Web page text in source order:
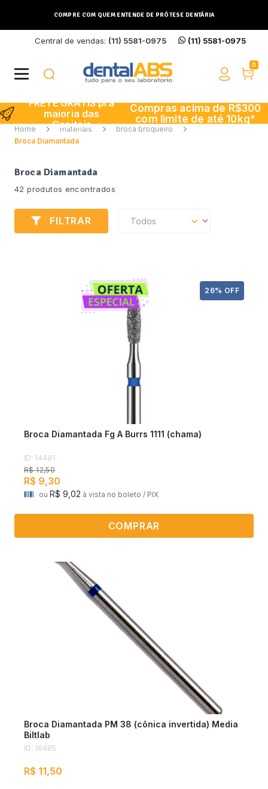
COMPRE COM QUEM ENTENDE DE PRÓTESE DENTÁRIA
Central de vendas: (11) 5581-0975 (11) 5581-0975
Buscar
0
FRETE GRÁTIS pra
maioria das
Capitais
Compras acima de R$300
com limite de até 10kg*
Home materiais
broca broqueiro
Broca Diamantada
Broca Diamantada
42 produtos encontrados
FILTRAR
26% OFF
Broca Diamantada Fg A Burrs 1111 (chama)
ID: 14491
R$ 12,50
R$ 9,30
ou R$ 9,02 à vista no boleto / PIX
COMPRAR
Broca Diamantada PM 38 (cônica invertida) Media
Biltlab
ID: 16485
R$ 11,50